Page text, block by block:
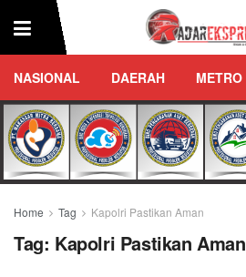
NASIONAL DAERAH METRO
Home Tag Kapolri Pastikan Aman
Tag: Kapolri Pastikan Aman